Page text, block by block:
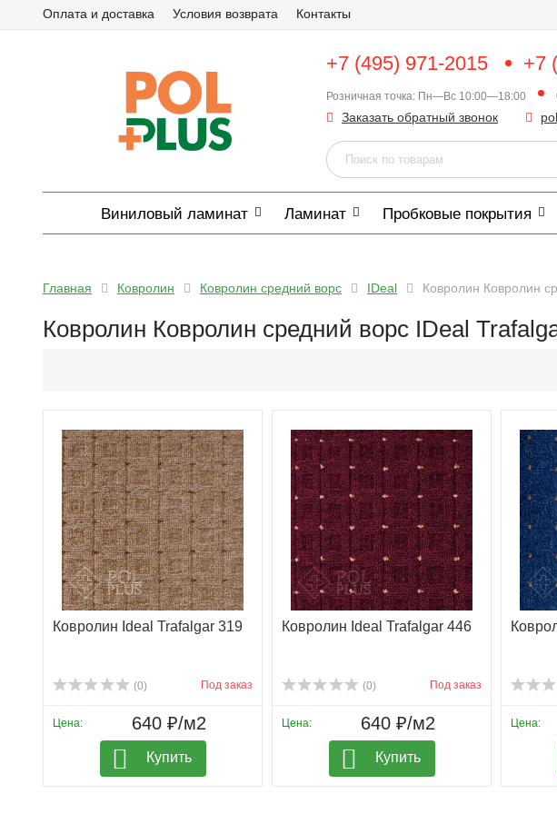
Оплата и доставка Условия возврата Контакты
+7 (495) 971-2015 +7
Розничная точка: Пн—Вс 10:00—18:00
Заказать обратный звонок
Виниловый ламинат Ламинат Пробковые покрытия
Главная Ковролин Ковролин средний ворс IDeal Ковролин Ковролин
Ковролин Ковролин средний ворс IDeal
Ковролин Ideal Trafalgar 319
(0) Под заказ
Цена: 640 ₽/м2
Купить
Ковролин Ideal Trafalgar 446
(0) Под заказ
Цена: 640 ₽/м2
Купить
Цена: